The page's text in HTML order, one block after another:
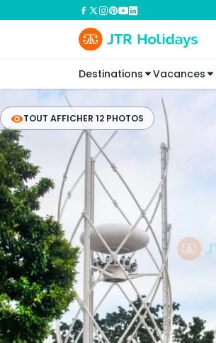
Destinations Vacances
TOUT AFFICHER 12 PHOTOS